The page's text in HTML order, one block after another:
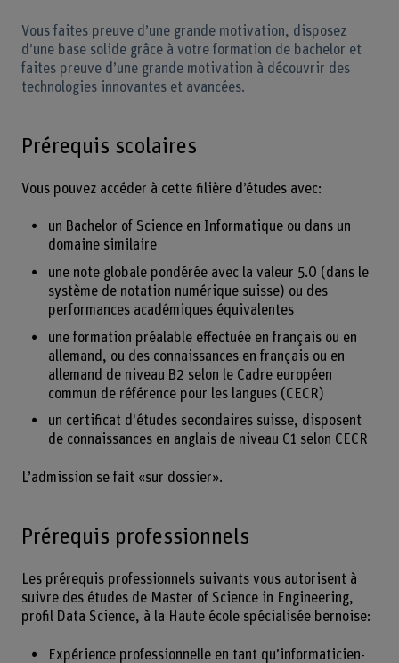
Vous faites preuve d’une grande motivation, disposez
d’une base solide grâce à votre formation de bachelor et
faites preuve d’une grande motivation à découvrir des
technologies innovantes et avancées.
Prérequis scolaires
Vous pouvez accéder à cette filière d’études avec:
un Bachelor of Science en Informatique ou dans un
domaine similaire
une note globale pondérée avec la valeur 5.0 (dans le
système de notation numérique suisse) ou des
performances académiques équivalentes
une formation préalable effectuée en français ou en
allemand, ou des connaissances en français ou en
allemand de niveau B2 selon le Cadre européen
commun de référence pour les langues (CECR)
un certificat d'études secondaires suisse, disposent
de connaissances en anglais de niveau C1 selon CECR
L’admission se fait «sur dossier».
Prérequis professionnels
Les prérequis professionnels suivants vous autorisent à
suivre des études de Master of Science in Engineering,
profil Data Science, à la Haute école spécialisée bernoise:
Expérience professionnelle en tant qu’informaticien-